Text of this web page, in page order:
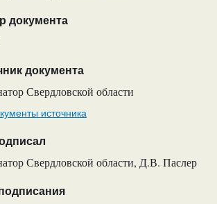
документа
документа
Свердловской области
источника
Свердловской области, Д.В. Паслер